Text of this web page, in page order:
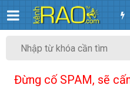
Đừng cố SPAM, sẽ